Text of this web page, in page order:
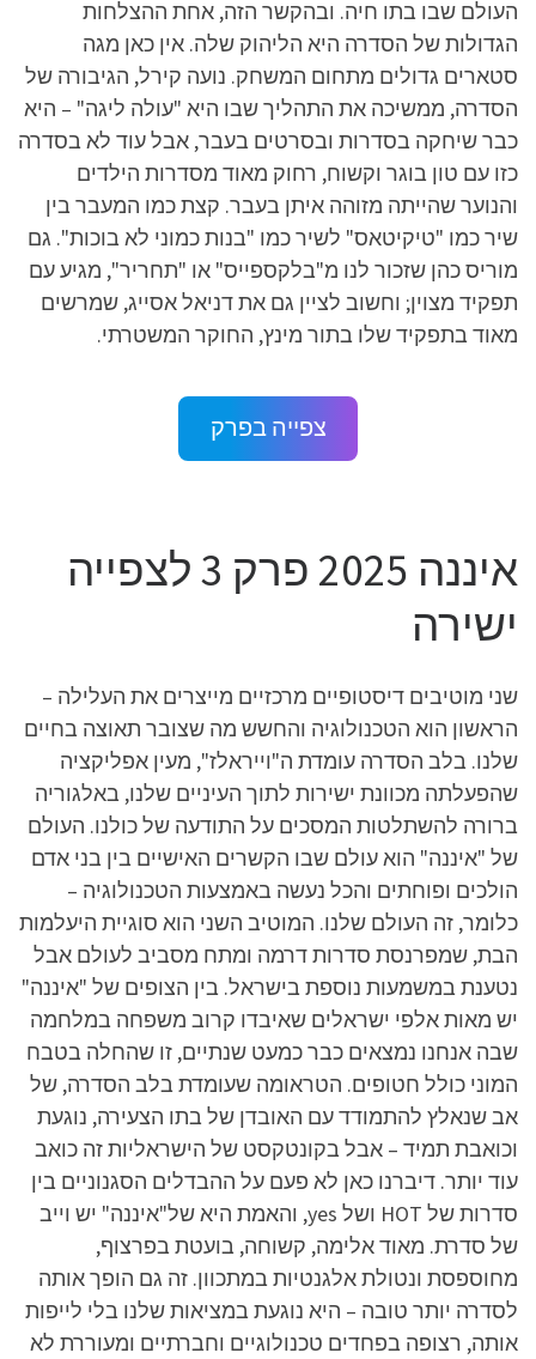
העולם שבו בתו חיה. ובהקשר הזה, אחת ההצלחות
הגדולות של הסדרה היא הליהוק שלה. אין כאן מגה
סטארים גדולים מתחום המשחק. נועה קירל, הגיבורה של
הסדרה, ממשיכה את התהליך שבו היא "עולה ליגה" – היא
כבר שיחקה בסדרות ובסרטים בעבר, אבל עוד לא בסדרה
כזו עם טון בוגר וקשוח, רחוק מאוד מסדרות הילדים
והנוער שהייתה מזוהה איתן בעבר. קצת כמו המעבר בין
שיר כמו "טיקיטאס" לשיר כמו "בנות כמוני לא בוכות". גם
מוריס כהן שזכור לנו מ"בלקספייס" או "תחריר", מגיע עם
תפקיד מצוין; וחשוב לציין גם את דניאל אסייג, שמרשים
מאוד בתפקיד שלו בתור מינץ, החוקר המשטרתי.
צפייה בפרק
איננה 2025 פרק 3 לצפייה
ישירה
שני מוטיבים דיסטופיים מרכזיים מייצרים את העלילה –
הראשון הוא הטכנולוגיה והחשש מה שצובר תאוצה בחיים
שלנו. בלב הסדרה עומדת ה"וייראלז", מעין אפליקציה
שהפעלתה מכוונת ישירות לתוך העיניים שלנו, באלגוריה
ברורה להשתלטות המסכים על התודעה של כולנו. העולם
של "איננה" הוא עולם שבו הקשרים האישיים בין בני אדם
הולכים ופוחתים והכל נעשה באמצעות הטכנולוגיה –
כלומר, זה העולם שלנו. המוטיב השני הוא סוגיית היעלמות
הבת, שמפרנסת סדרות דרמה ומתח מסביב לעולם אבל
נטענת במשמעות נוספת בישראל. בין הצופים של "איננה"
יש מאות אלפי ישראלים שאיבדו קרוב משפחה במלחמה
שבה אנחנו נמצאים כבר כמעט שנתיים, זו שהחלה בטבח
המוני כולל חטופים. הטראומה שעומדת בלב הסדרה, של
אב שנאלץ להתמודד עם האובדן של בתו הצעירה, נוגעת
וכואבת תמיד – אבל בקונטקסט של הישראליות זה כואב
עוד יותר. דיברנו כאן לא פעם על ההבדלים הסגנוניים בין
סדרות של HOT ושל yes, והאמת היא של"איננה" יש וייב
של סדרת. מאוד אלימה, קשוחה, בועטת בפרצוף,
מחוספסת ונטולת אלגנטיות במתכוון. זה גם הופך אותה
לסדרה יותר טובה – היא נוגעת במציאות שלנו בלי לייפות
אותה, רצופה בפחדים טכנולוגיים וחברתיים ומעוררת לא